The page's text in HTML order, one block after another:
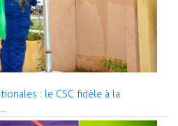
: le CSC fidèle à la